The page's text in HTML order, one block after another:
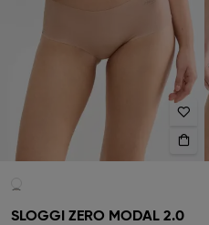
SLOGGI ZERO MODAL 2.0